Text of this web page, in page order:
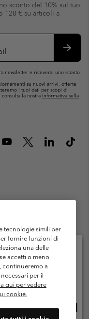
sconto del 10% sul tuo
120 € su articoli a
newsletter e riceverai uno sconto
su nuovi arrivi, offerte
i tuoi dati per scopi di
la nostra Informativa sulla
Garanzia
utenti
Impressum
18:00
tecnologie simili per
fornire funzioni di
una delle
accetti o meno
continueremo a
per il
qui per vedere
cookie.
e la lingua
online